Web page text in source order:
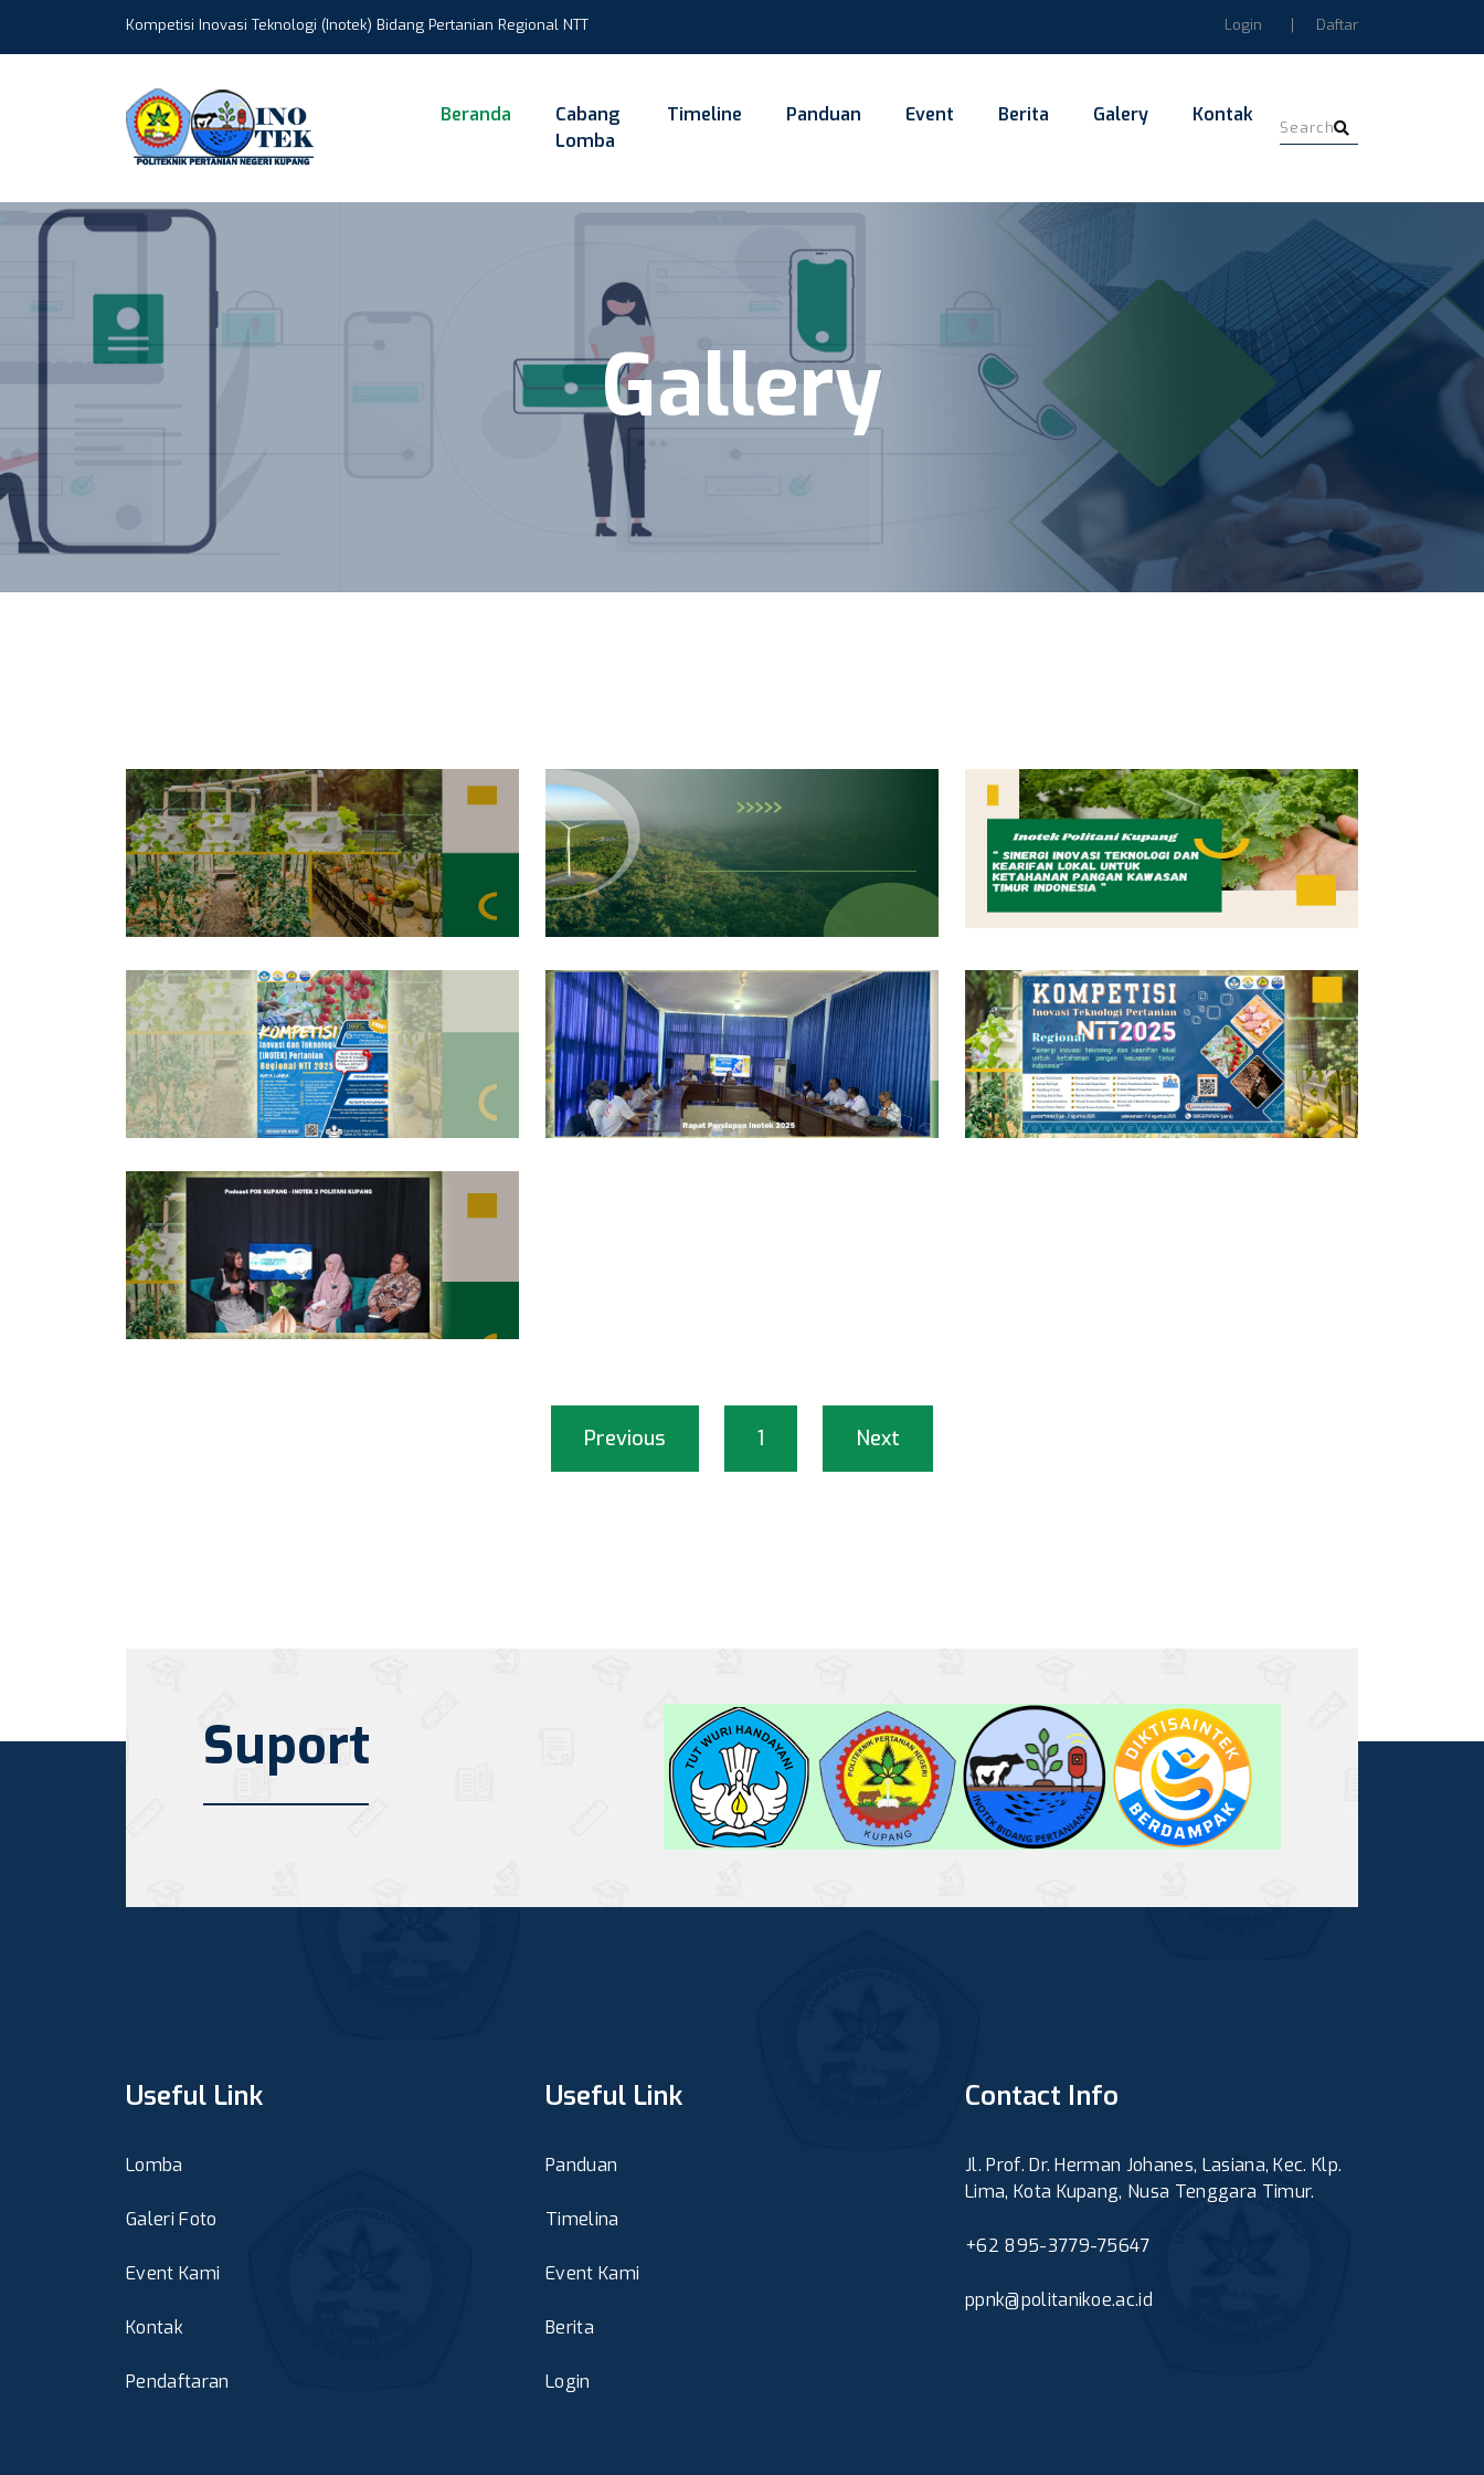
Kompetisi Inovasi Teknologi (Inotek) Bidang Pertanian Regional NTT Login Daftar
Beranda
Cabang
Lomba
Timeline Panduan Event Berita Galery Kontak
Gallery
Previous 1 Next
Suport
Useful Link
Lomba
Galeri Foto
Event Kami
Kontak
Pendaftaran
Useful Link
Panduan
Timelina
Event Kami
Berita
Login
Contact Info
Jl. Prof. Dr. Herman Johanes, Lasiana, Kec. Klp.
Lima, Kota Kupang, Nusa Tenggara Timur.
+62 895-3779-75647
ppnk@politanikoe.ac.id